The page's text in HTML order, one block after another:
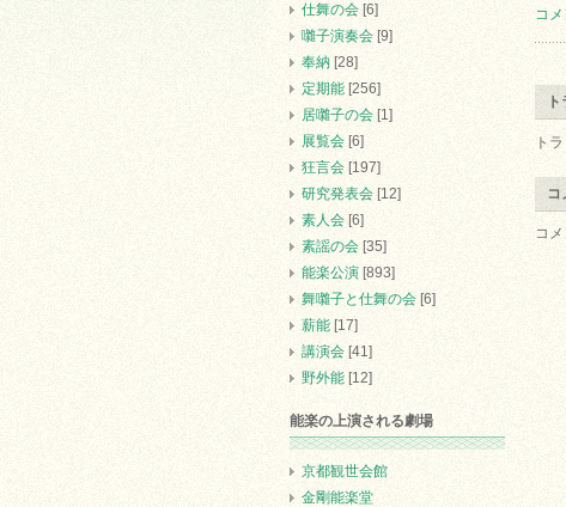
コ
ト
コ
コ
仕舞の会 [6]
囃子演奏会 [9]
奉納 [28]
定期能 [256]
居囃子の会 [1]
展覧会 [6]
狂言会 [197]
研究発表会 [12]
素人会 [6]
素謡の会 [35]
能楽公演 [893]
舞囃子と仕舞の会 [6]
薪能 [17]
講演会 [41]
野外能 [12]
能楽の上演される劇場
京都観世会館
金剛能楽堂